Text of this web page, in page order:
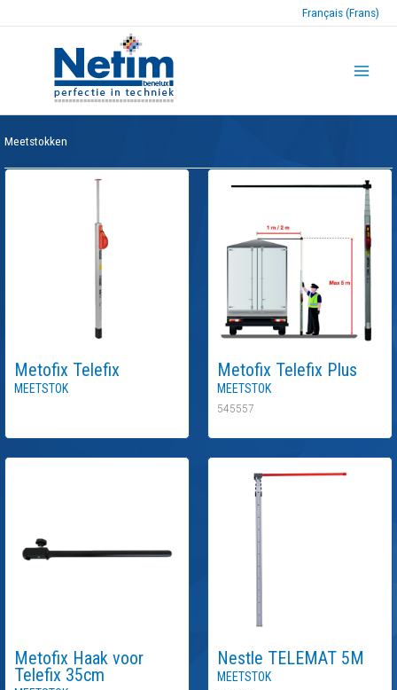
Français (Frans)
Meetstokken
Metofix Telefix
Meetstok
Metofix Telefix Plus
Meetstok
545557
Metofix Haak voor
Telefix 35cm
Nestle TELEMAT 5M
Meetstok